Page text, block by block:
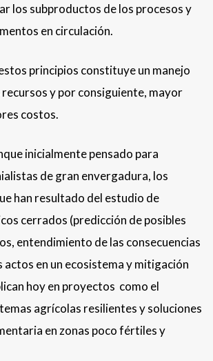
los subproductos de los procesos y
en circulación.
principios constituye un manejo
y por consiguiente, mayor
costos.
inicialmente pensado para
de gran envergadura, los
han resultado del estudio de
cerrados (predicción de posibles
entendimiento de las consecuencias
actos en un ecosistema y mitigación
hoy en proyectos como el
agrícolas resilientes y soluciones
en zonas poco fértiles y